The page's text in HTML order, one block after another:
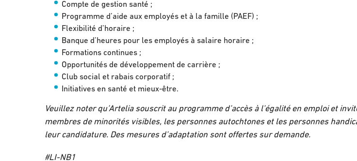
Compte de gestion santé ;
Programme d’aide aux employés et à la famille (PAEF) ;
Flexibilité d’horaire ;
Banque d’heures pour les employés à salaire horaire ;
Formations continues ;
Opportunités de développement de carrière ;
Club social et rabais corporatif ;
Initiatives en santé et mieux-être.
Veuillez noter qu’Artelia souscrit au programme d’accès à l’égalité en emploi et
membres de minorités visibles, les personnes autochtones et les personnes
leur candidature. Des mesures d’adaptation sont offertes sur demande.
#LI-NB1